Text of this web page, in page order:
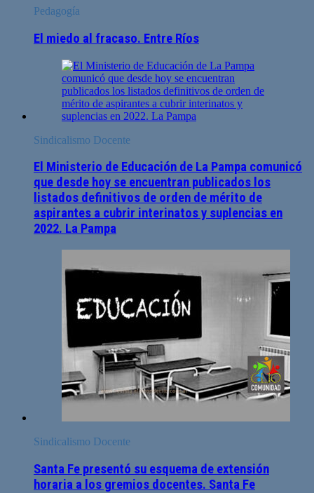
Pedagogía
El miedo al fracaso. Entre Ríos
Sindicalismo Docente
El Ministerio de Educación de La Pampa comunicó
que desde hoy se encuentran publicados los
listados definitivos de orden de mérito de
aspirantes a cubrir interinatos y suplencias en
2022. La Pampa
Sindicalismo Docente
Santa Fe presentó su esquema de extensión
horaria a los gremios docentes. Santa Fe